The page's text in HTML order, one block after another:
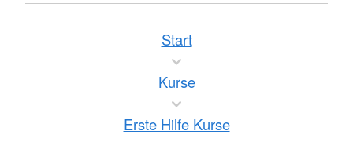
Start
Kurse
Erste Hilfe Kurse